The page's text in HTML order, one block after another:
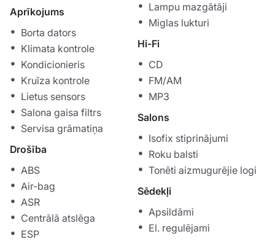
Aprīkojums
Borta dators
Klimata kontrole
Kondicionieris
Kruīza kontrole
Lietus sensors
Salona gaisa filtrs
Servisa grāmatiņa
Drošība
ABS
Air-bag
ASR
Centrālā atslēga
ESP
Lampu mazgātāji
Miglas lukturi
Hi-Fi
CD
FM/AM
MP3
Salons
Isofix stiprinājumi
Roku balsti
Tonēti aizmugurējie logi
Sēdekļi
Apsildāmi
El. regulējami